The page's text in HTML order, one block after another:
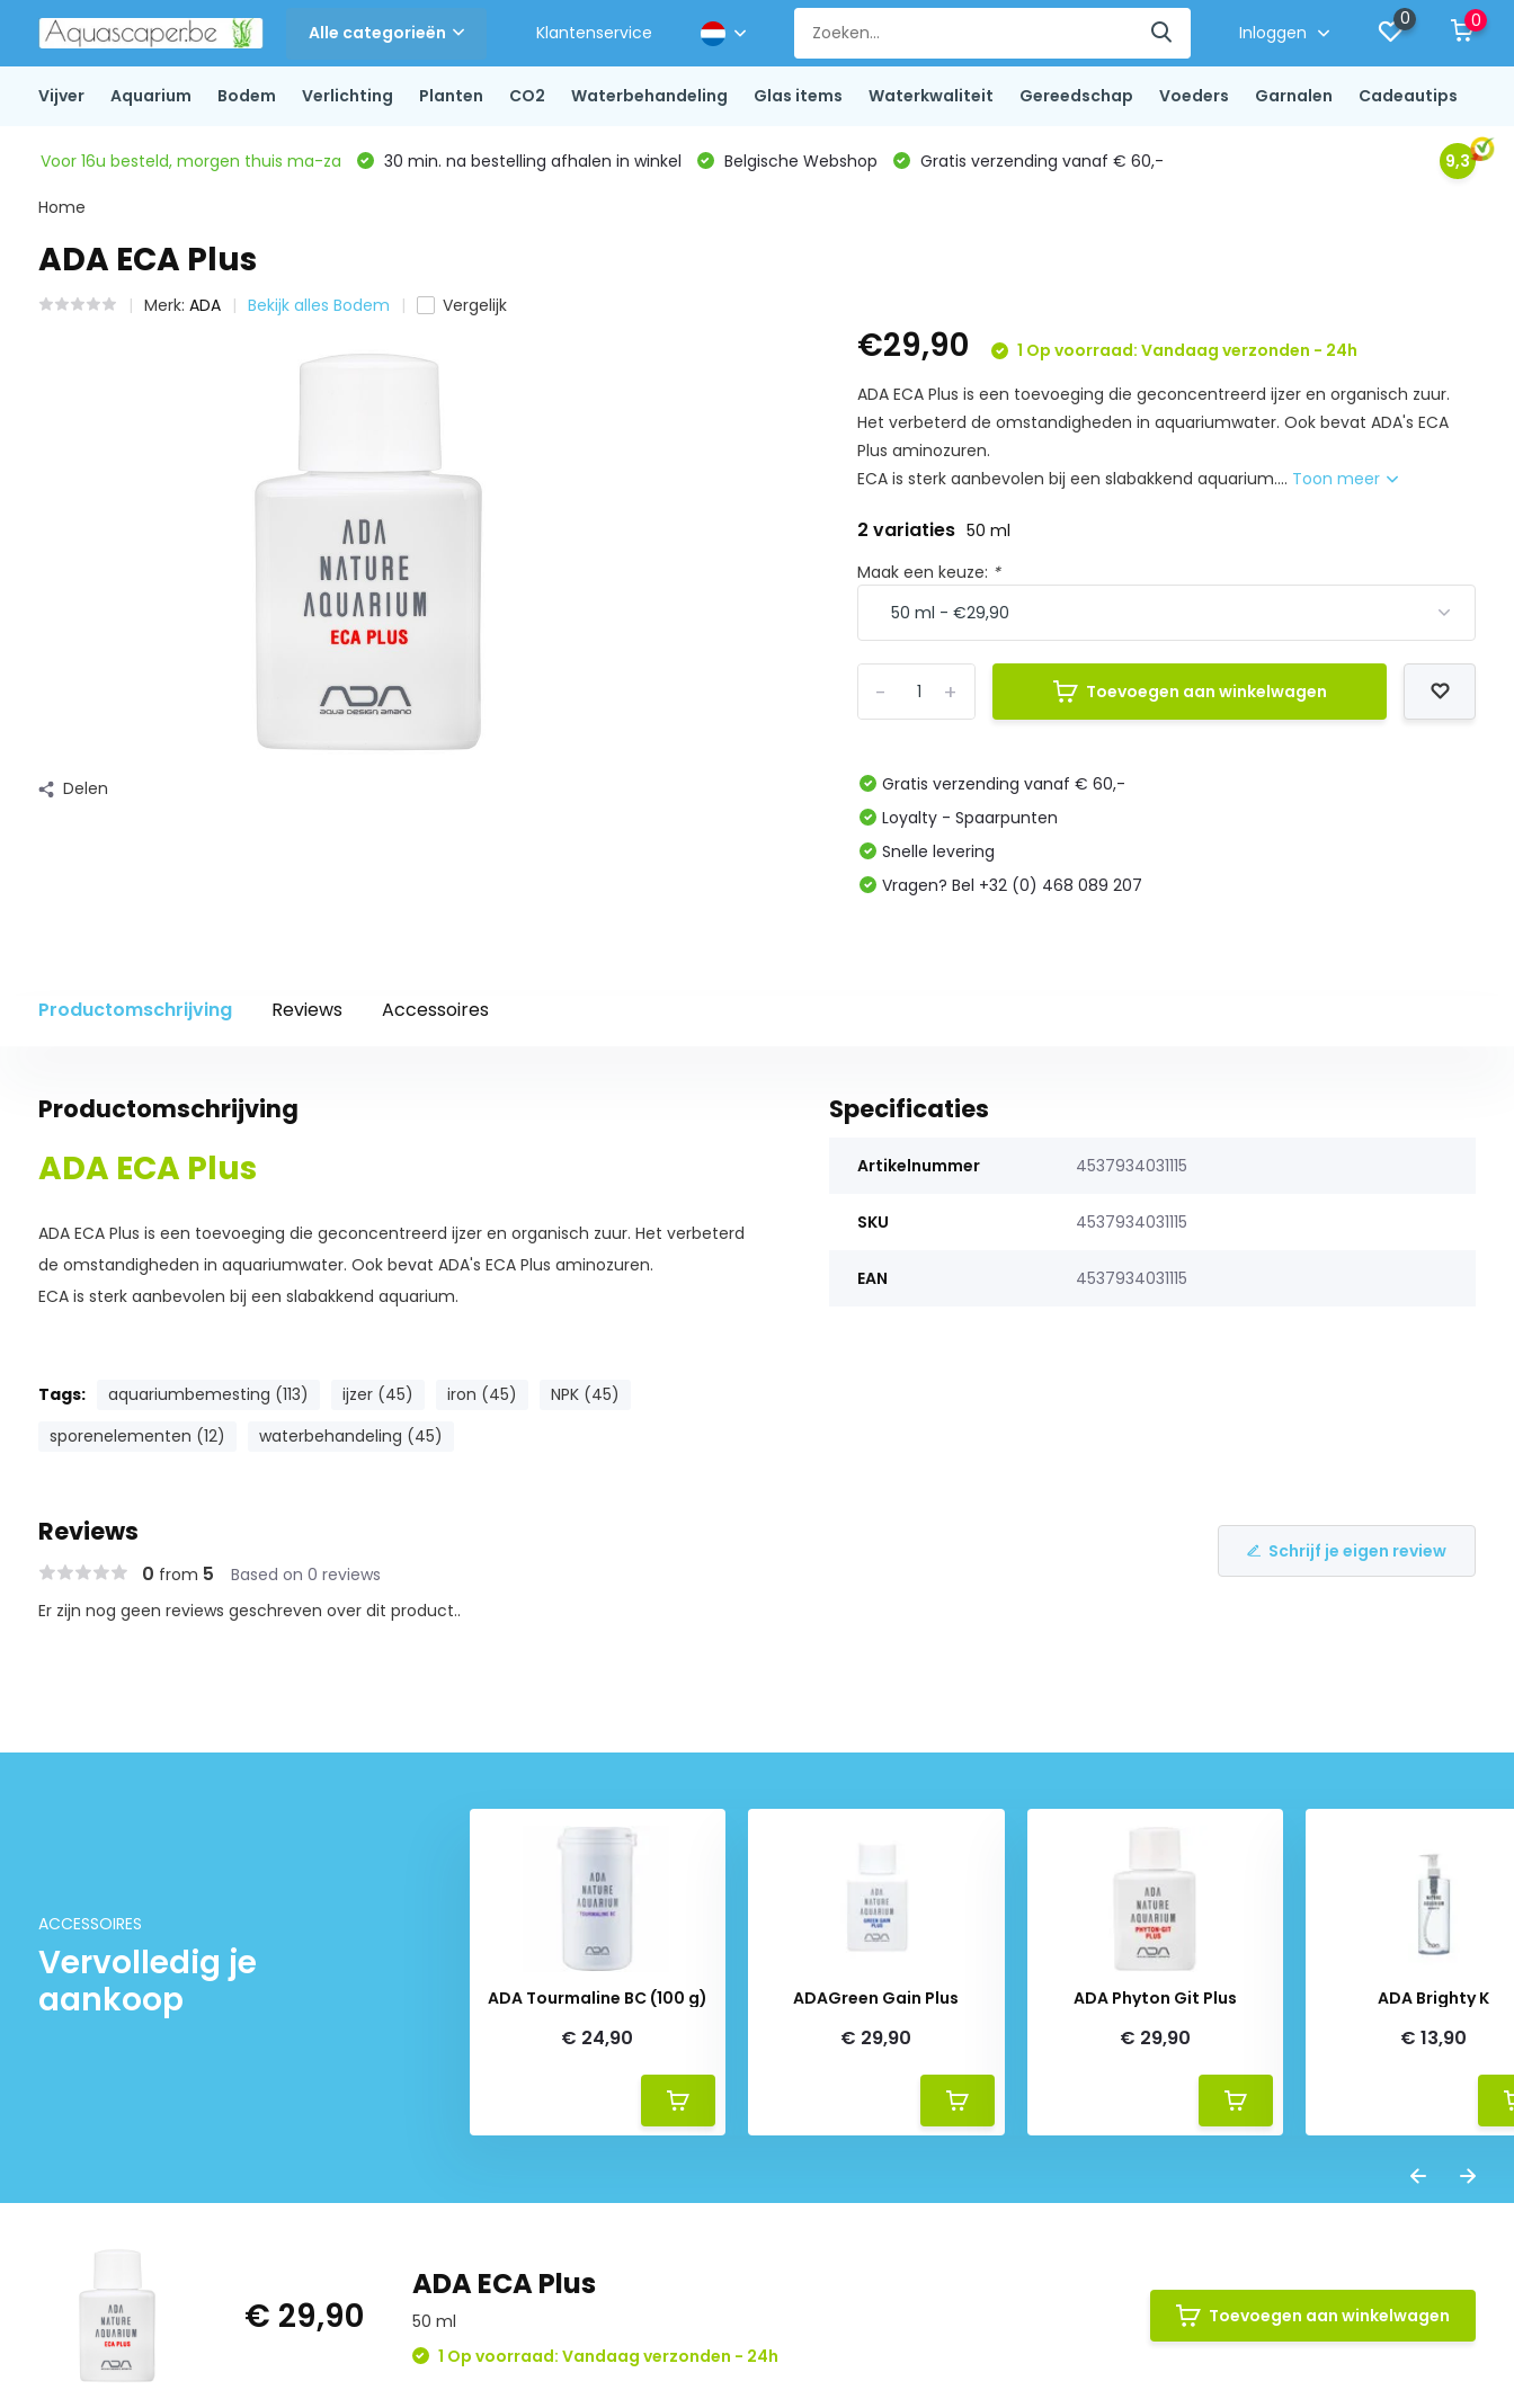
Alle categorieën Klantenservice Inloggen
0 0
Vijver Aquarium Bodem Verlichting Planten CO2 Waterbehandeling Glas items Waterkwaliteit Gereedschap Voeders Garnalen Cadeautips
Voor 16u besteld, morgen thuis ma-za 30 min. na bestelling afhalen in winkel Belgische Webshop Gratis verzending vanaf € 60,- 9,3
Home
ADA ECA Plus
Merk: ADA Bekijk alles Bodem Vergelijk
Delen
€29,90
1 Op voorraad: Vandaag verzonden - 24h
ADA ECA Plus is een toevoeging die geconcentreerd ijzer en organisch zuur.
Het verbeterd de omstandigheden in aquariumwater. Ook bevat ADA's ECA
Plus aminozuren.
ECA is sterk aanbevolen bij een slabakkend aquarium.... Toon meer
2 variaties 50 ml
Maak een keuze: *
+
- Toevoegen aan winkelwagen
Gratis verzending vanaf € 60,-
Loyalty - Spaarpunten
Snelle levering
Vragen? Bel +32 (0) 468 089 207
Productomschrijving Reviews Accessoires
Productomschrijving
ADA ECA Plus
ADA ECA Plus is een toevoeging die geconcentreerd ijzer en organisch zuur. Het verbeterd
de omstandigheden in aquariumwater. Ook bevat ADA's ECA Plus aminozuren.
ECA is sterk aanbevolen bij een slabakkend aquarium.
Tags: aquariumbemesting (113) ijzer (45) iron (45)
NPK (45)
sporenelementen (12)
waterbehandeling (45)
Specificaties
Artikelnummer 4537934031115
SKU 4537934031115
EAN 4537934031115
Reviews
0 from 5 Based on 0 reviews
Schrijf je eigen review
Er zijn nog geen reviews geschreven over dit product..
ACCESSOIRES
Vervolledig je
aankoop
ADA Tourmaline BC (100 g)
€ 24,90
ADAGreen Gain Plus
€ 29,90
ADA Phyton Git Plus
€ 29,90
ADA Brighty K
€ 13,90
€ 29,90
ADA ECA Plus
50 ml
1 Op voorraad: Vandaag verzonden - 24h
Toevoegen aan winkelwagen